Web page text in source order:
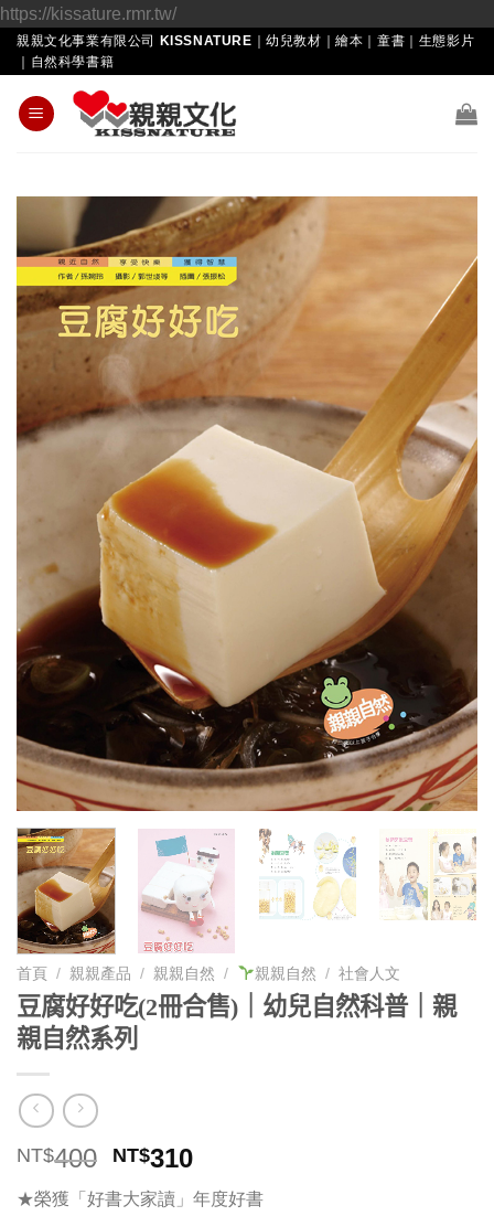
https://kissature.rmr.tw/Skip
to
親親文化事業有限公司 KISSNATURE｜幼兒教材｜繪本｜童書｜生態影片
｜自然科學書籍
首頁 / 親親產品 / 親親自然 / 親親自然 / 社會人文
豆腐好好吃(2冊合售)｜幼兒自然科普｜親
親自然系列
NT$400 原
始
NT$310目
前
★榮獲「好書大家讀」年度好書